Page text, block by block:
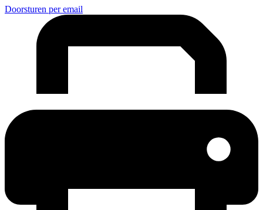
Doorsturen per email